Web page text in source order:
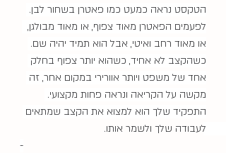
הטקסט נראה כמעט כמו פאטרן בשחור לבן.
לפעמים הפאטרן מאוד צפוף, או מאוד מבולגן,
או מאוד רחב ואיטי, אבל הוא תמיד יהיה שם.
כשהקצב לא אחיד, כשהוא יותר צפוף בחלק
אחד של משפט ויותר אוורירי במקום אחר, זה
מקשה על הקריאה ונראה פחות מקצועי.
התפקיד שלך הוא למצוא את הקצב שמתאים
לעבודה שלך ולשמר אותו.
-